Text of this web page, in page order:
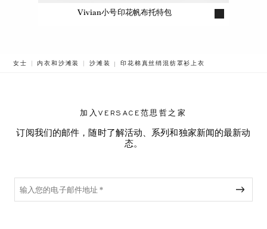
Vivian小号印花帆布托特包
女士 内衣和沙滩装 沙滩装 BREADCRUMB.ADA.LABEL.CURRENT
印花棉真丝绡混纺罩衫上衣
加入VERSACE范思哲之家
订阅我们的邮件，随时了解活动、系列和独家新闻的最新动
态。